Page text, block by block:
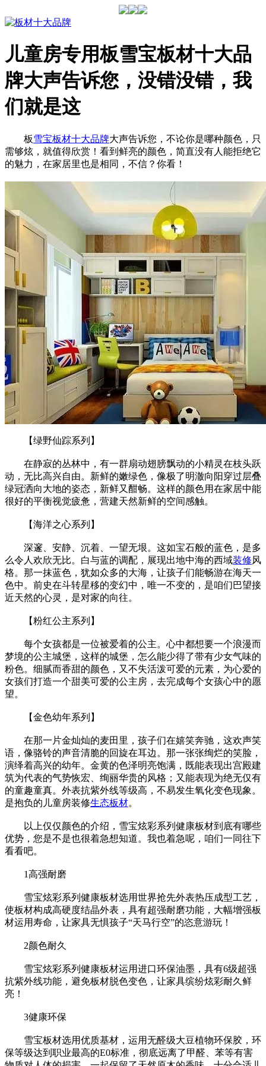
儿童房专用板雪宝板材十大品
牌大声告诉您，没错没错，我
们就是这
板雪宝板材十大品牌大声告诉您，不论你是哪种颜色，只
需够炫，就值得欣赏！看到鲜亮的颜色，简直没有人能拒绝它
的魅力，在家居里也是相同，不信？你看！
【绿野仙踪系列】
在静寂的丛林中，有一群扇动翅膀飘动的小精灵在枝头跃
动，无比高兴自由。新鲜的嫩绿色，像极了明澈向阳穿过层叠
绿冠洒向大地的姿态，新鲜又酣畅。这样的颜色用在家居中能
很好的平衡视觉疲惫，营建天然新鲜的空间感触。
【海洋之心系列】
深邃、安静、沉着、一望无垠。这如宝石般的蓝色，是多
么令人欢欣无比。白与蓝的调配，展现出地中海的西域装修风
格。那一抹蓝色，犹如众多的大海，让孩子们能畅游在海天一
色中。前史在斗转星移的变幻中，唯一不变的，是咱们巴望接
近天然的心灵，是对家的向往。
【粉红公主系列】
每个女孩都是一位被爱着的公主。心中都想要一个浪漫而
梦境的公主城堡，这样的城堡，怎么能少得了带有少女气味的
粉色。细腻而香甜的颜色，又不失活泼可爱的元素，为心爱的
女孩们打造一个甜美可爱的公主房，去完成每个女孩心中的愿
望。
【金色幼年系列】
在那一片金灿灿的麦田里，孩子们在嬉笑奔驰，这欢声笑
语，像骆铃的声音清脆的回旋在耳边。那一张张绚烂的笑脸，
演绎着高兴的幼年。金黄的色泽明亮饱满，既能表现出宫殿建
筑为代表的气势恢宏、绚丽华贵的风格；又能表现为绝无仅有
的童趣童真。外表抗紫外线等级高，不易发生氧化变色现象。
是抱负的儿童房装修生态板材。
以上仅仅颜色的介绍，雪宝炫彩系列健康板材到底有哪些
优势，您是不是也很着急想知道。我也着急呢，咱们一同往下
看看吧。
1高强耐磨
雪宝炫彩系列健康板材选用世界抢先外表热压成型工艺，
使板材构成高硬度结晶外表，具有超强耐磨功能，大幅增强板
材运用寿命，让家具无惧孩子“天马行空”的恣意游玩！
2颜色耐久
雪宝炫彩系列健康板材运用进口环保油墨，具有6级超强
抗紫外线功能，避免板材脱色变色，让家具缤纷炫彩耐久鲜
亮！
3健康环保
雪宝板材选用优质基材，运用无醛级大豆植物环保胶，环
保等级达到职业最高的E0标准，彻底远离了甲醛、苯等有害